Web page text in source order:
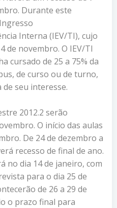
Durante este
Interna (IEV/TI), cujo
de novembro. O IEV/TI
cursado de 25 a 75% da
de curso ou de turno,
de seu interesse.
2012.2 serão
O início das aulas
De 24 de dezembro a
recesso de final de ano.
no dia 14 de janeiro, com
para o dia 25 de
de 26 a 29 de
o prazo final para